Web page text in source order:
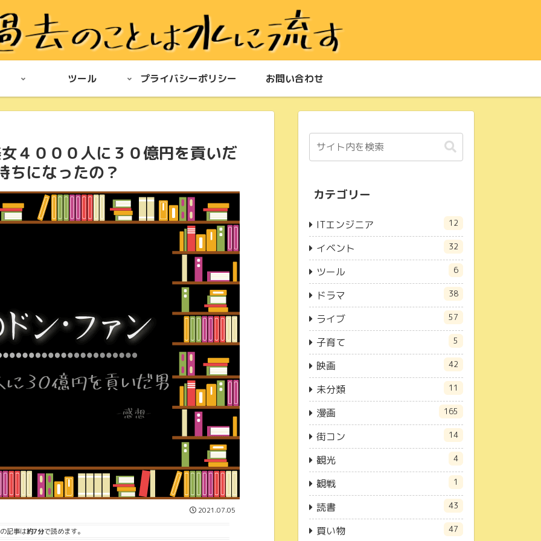
ツール プライバシーポリシー お問い合わせ
４０００人に３０億円を貢いだ
になったの？
2021.07.05
記事は約7分で読めます。
カテゴリー
ITエンジニア 12
イベント 32
ツール 6
ドラマ 38
ライブ 57
子育て 5
映画 42
未分類 11
漫画 165
街コン 14
観光 4
観戦 1
読書 43
買い物 47